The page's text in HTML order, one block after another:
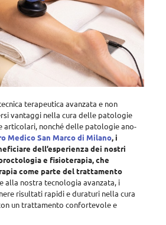
terapeutica avanzata e non
vantaggi nella cura delle patologie
articolari, nonché delle patologie ano-
Medico San Marco di Milano, i
dell’esperienza dei nostri
e fisioterapia, che
come parte del trattamento
alla nostra tecnologia avanzata, i
risultati rapidi e duraturi nella cura
un trattamento confortevole e